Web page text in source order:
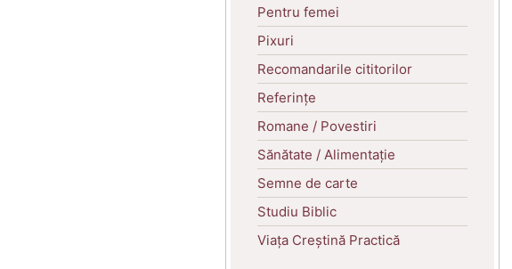
Pentru femei
Pixuri
Recomandarile cititorilor
Referințe
Romane / Povestiri
Sănătate / Alimentație
Semne de carte
Studiu Biblic
Viața Creștină Practică